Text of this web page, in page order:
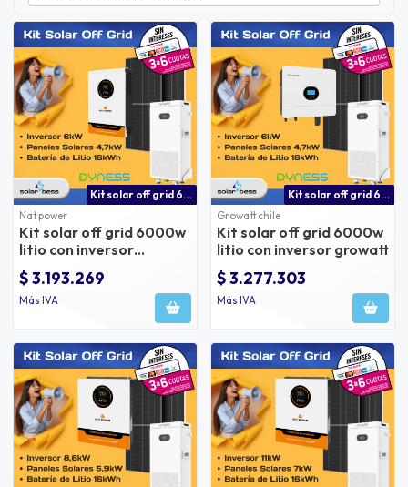
Kit solar off grid 6000w litio con inversor natpower
Nat power
Kit solar off grid 6000w
litio con inversor
natpower
$ 3.193.269
Más IVA
Kit solar off grid 6000w con batería de litio
Growatt chile
Kit solar off grid 6000w
litio con inversor growatt
$ 3.277.303
Más IVA